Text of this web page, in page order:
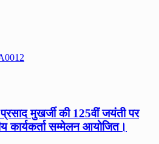
मुखर्जी की 125वीं जयंती पर
कार्यकर्ता सम्मेलन आयोजित।